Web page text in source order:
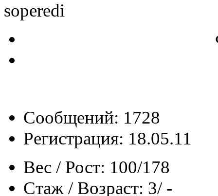
soperedi
Сообщений: 1728
Регистрация: 18.05.11
Вес / Рост: 100/178
Стаж / Возраст: 3/ -